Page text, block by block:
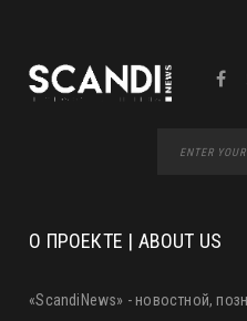
О ПРОЕКТЕ | ABOUT US
«ScandiNews» - новостной,